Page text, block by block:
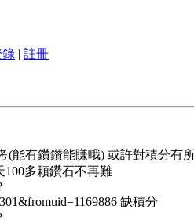
錄 | 註冊
(能有鑽鑽能賺哦) 或許對積分有
多顆鑽石不再難
缺積分